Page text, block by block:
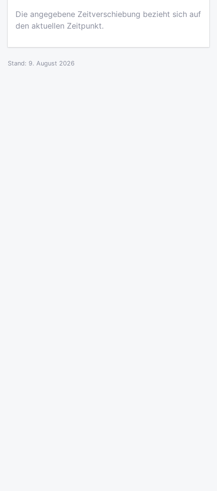
Die angegebene Zeitverschiebung bezieht sich auf
den aktuellen Zeitpunkt.
Stand: 9. August 2026